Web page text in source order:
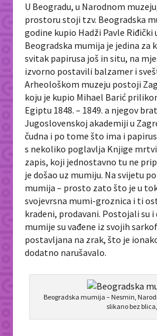
U Beogradu, u Narodnom
prostoru stoji tzv. Beogradska
godine kupio Hadži Pavle Riđički
Beogradska mumija je jedina za
svitak papirusa još in situ, na
izvorno postavili balzamer i
Arheološkom muzeju postoji
koju je kupio Mihael Barić
Egiptu 1848. – 1849. a njegov
Jugoslovenskoj akademiji u
čudna i po tome što ima i
s nekoliko poglavlja Knjige
zapis, koji jednostavno tu ne
je došao uz mumiju. Na svijetu
mumija – prosto zato što je u
svojevrsna mumi-groznica i ti
kradeni, prodavani. Postojali su
mumije su vađene iz svojih
postavljana na zrak, što je
dodatno narušavalo.
Beogradska mumija – Nesmin,
slikano bez blica,